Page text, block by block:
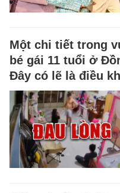
Một chi tiết trong
bé gái 11 tuổi ở
Đây có lẽ là điều